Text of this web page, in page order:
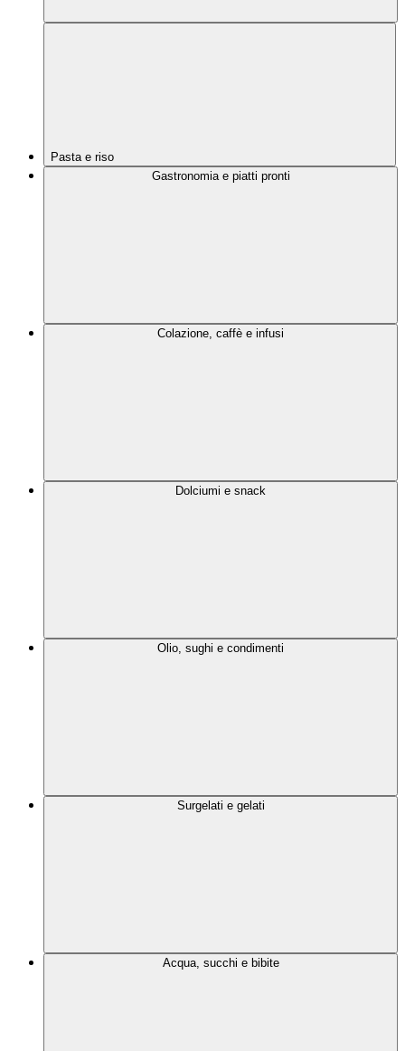
Pasta e riso
Gastronomia e piatti pronti
Colazione, caffè e infusi
Dolciumi e snack
Olio, sughi e condimenti
Surgelati e gelati
Acqua, succhi e bibite